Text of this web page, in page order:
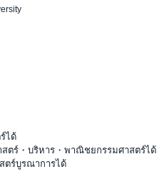
ได้
ตร์・บริหาร・พาณิชยกรรมศาสตร์ได้
ตร์บูรณาการได้